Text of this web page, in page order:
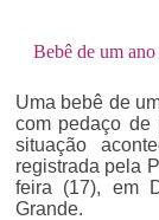
Bebê de um
Uma bebê de
com pedaço de
situação
registrada pela
feira (17), em
Grande.